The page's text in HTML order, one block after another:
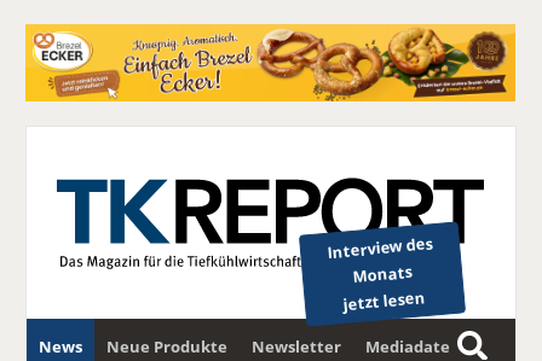
Interview des
Monats
jetzt lesen
News Neue Produkte Newsletter Mediadaten